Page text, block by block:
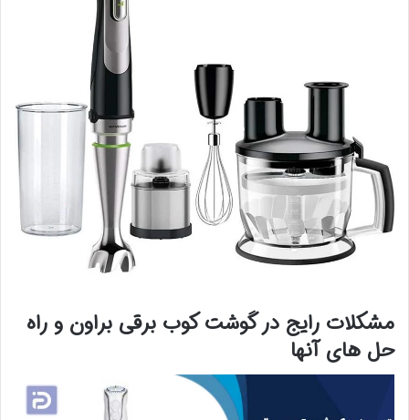
مشکلات رایج در گوشت کوب برقی براون و راه
حل های آنها